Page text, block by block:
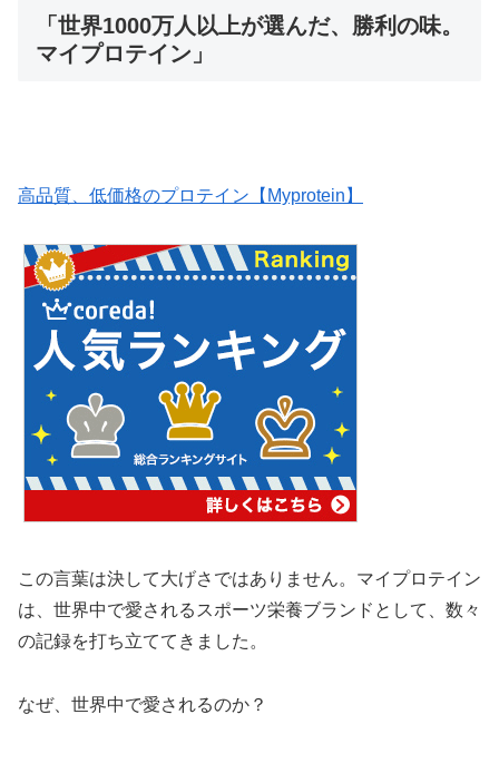
「世界1000万人以上が選んだ、勝利の味。
マイプロテイン」
高品質、低価格のプロテイン【Myprotein】
この言葉は決して大げさではありません。マイプロテイン
は、世界中で愛されるスポーツ栄養ブランドとして、数々
の記録を打ち立ててきました。
なぜ、世界中で愛されるのか？